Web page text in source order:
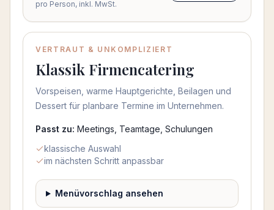
pro Person, inkl. MwSt.
VERTRAUT & UNKOMPLIZIERT
Klassik Firmencatering
Vorspeisen, warme Hauptgerichte, Beilagen und
Dessert für planbare Termine im Unternehmen.
Passt zu: Meetings, Teamtage, Schulungen
klassische Auswahl
im nächsten Schritt anpassbar
Menüvorschlag ansehen